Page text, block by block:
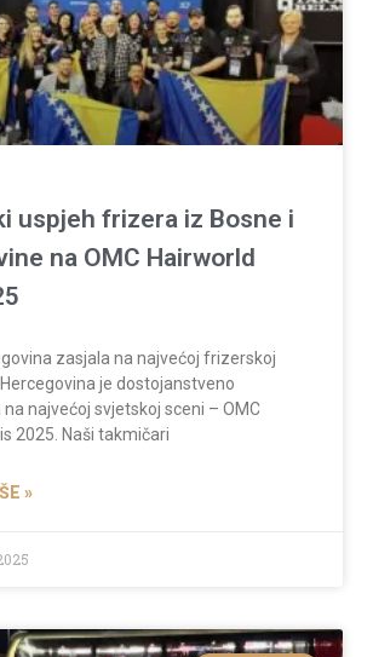
uspjeh frizera iz Bosne i
na OMC Hairworld
zasjala na najvećoj frizerskoj
je dostojanstveno
najvećoj svjetskoj sceni – OMC
2025. Naši takmičari
»